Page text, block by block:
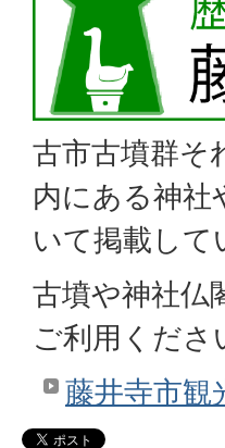
古市古墳群そ
内にある神社
いて掲載して
古墳や神社仏
ご利用くださ
藤井寺市観